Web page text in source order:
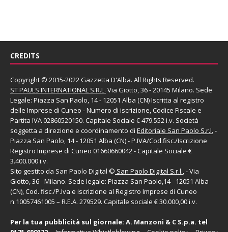
CREDITS
Copyright © 2015-2022 Gazzetta D'Alba. All Rights Reserved.
ST PAULS INTERNATIONAL S.R.L. Via Giotto, 36 - 20145 Milano. Sede
Legale: Piazza San Paolo, 14 - 12051 Alba (CN) Iscritta al registro
delle Imprese di Cuneo - Numero di iscrizione, Codice Fiscale e
Partita IVA 02860520150. Capitale Sociale € 479.552 i.v. Società
soggetta a direzione e coordinamento di Editoriale San Paolo S.r.l. -
Piazza San Paolo, 14 - 12051 Alba (CN) - P.IVA/Cod.fisc./Iscrizione
Registro Imprese di Cuneo 01660660042 - Capitale Sociale €
3.400.000 i.v.
Sito gestito da San Paolo Digital © San Paolo Digital S.r.l., - Via
Giotto, 36 - Milano. Sede legale: Piazza San Paolo,14 - 12051 Alba
(CN), Cod. fisc./P.Iva e iscrizione al Registro Imprese di Cuneo
n.10057461005 – R.E.A. 279529. Capitale sociale € 30.000,00 i.v.
Per la tua pubblicità sul giornale: A. Manzoni & C S.p.a. tel